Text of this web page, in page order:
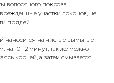
волосяного покрова.
участки локонов, не
прядей.
наносится на чистые вымытые
на 10-12 минут, так же можно
корней, а затем смывается